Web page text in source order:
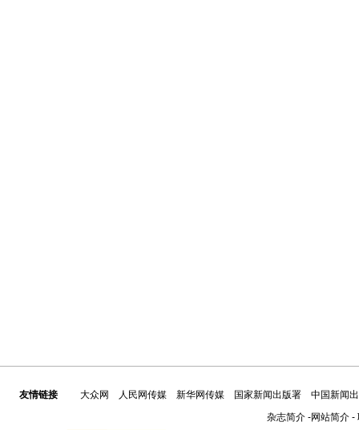
友情链接 大众网 人民网传媒 新华网传媒 国家新闻出版署
中国新闻
杂志简介-网站简介-